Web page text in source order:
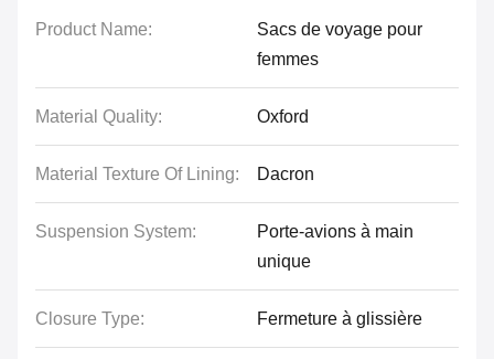
Product Name:
Sacs de voyage pour
femmes
Material Quality: Oxford
Material Texture Of Lining: Dacron
Suspension System:
Porte-avions à main
unique
Closure Type: Fermeture à glissière